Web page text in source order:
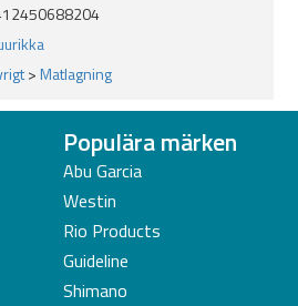
>Matlagning
Populära märken
Abu Garcia
Westin
Rio Products
Guideline
Shimano